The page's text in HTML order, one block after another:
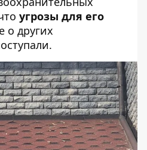
угрозы для его
о других